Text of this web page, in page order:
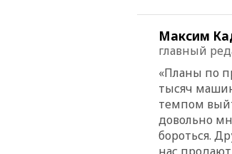
Максим
главный
«Планы по
тысяч
темпом
довольно
бороться.
нас